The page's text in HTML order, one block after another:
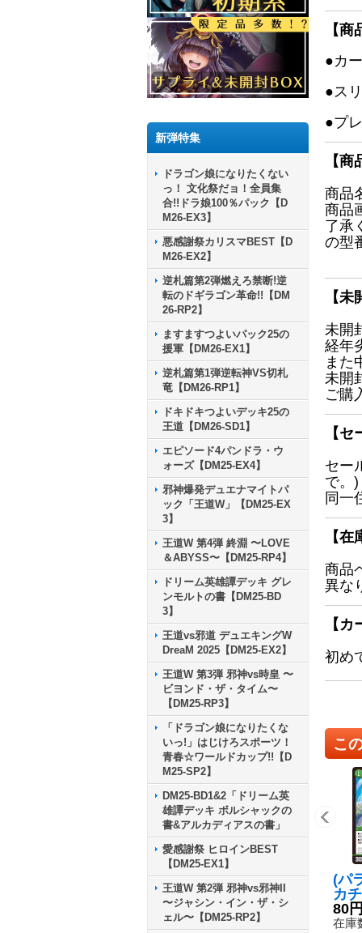
新弾特集
ドラゴン娘になりたくない
っ！ 文化祭だョ！全員集
合!!ドラ娘100％パック【D
M26-EX3】
悪感謝祭カリスマBEST【D
M26-EX2】
逆札篇第2弾燃えろ禁断!逆
転のドギラゴン革命!!【DM
26-RP2】
ますますつよいパック25の
援軍【DM26-EX1】
逆札篇第1弾逆転神VS切札
竜【DM26-RP1】
ドキドキつよいデッキ25の
王道【DM26-SD1】
エピソード4パンドラ・ウ
ォーズ【DM25-EX4】
邪神爆発デュエナマイトパ
ック「王道W」【DM25-EX
3】
王道W 第4弾 終淵 〜LOVE
＆ABYSS〜【DM25-RP4】
ドリーム英雄譚デッキ グレ
ンモルトの書【DM25-BD
3】
王道vs邪道 デュエキングW
DreaM 2025【DM25-EX2】
王道W 第3弾 邪神vs時皇 〜
ビヨンド・ザ・タイム〜
【DM25-RP3】
「ドラゴン娘になりたくな
いっ!」はじけろスポーツ！
青春☆ワールドカップ!!【D
M25-SP2】
DM25-BD1&2「ドリーム英
雄譚デッキ ボルシャックの
書&アルカディアスの書」
愛感謝祭 ヒロインBEST
【DM25-EX1】
王道W 第2弾 邪神vs邪神II
〜ジャシン・イン・ザ・シ
ェル〜【DM25-RP2】
【
●カ
●ス
●プ
【
商品
商品
了承
の型
【
未開
経年
また
未開
ご購
【
セー
で。)
同一
【
商品
異な
【
初め
こ
(パ
カ
80
在庫